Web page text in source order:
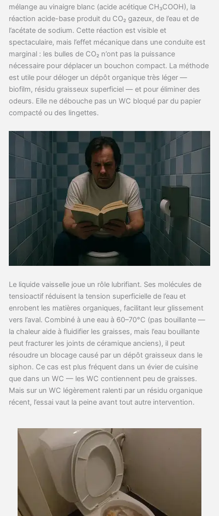
mélange au vinaigre blanc (acide acétique CH₃COOH), la
réaction acide-base produit du CO₂ gazeux, de l’eau et de
l’acétate de sodium. Cette réaction est visible et
spectaculaire, mais l’effet mécanique dans une conduite est
marginal : les bulles de CO₂ n’ont pas la puissance
nécessaire pour déplacer un bouchon compact. La méthode
est utile pour déloger un dépôt organique très léger —
biofilm, résidu graisseux superficiel — et pour éliminer des
odeurs. Elle ne débouche pas un WC bloqué par du papier
compacté ou des lingettes.
Le liquide vaisselle joue un rôle lubrifiant. Ses molécules de
tensioactif réduisent la tension superficielle de l’eau et
enrobent les matières organiques, facilitant leur glissement
vers l’aval. Combiné à une eau à 60–70°C (pas bouillante —
la chaleur aide à fluidifier les graisses, mais l’eau bouillante
peut fracturer les joints de céramique anciens), il peut
résoudre un blocage causé par un dépôt graisseux dans le
siphon. Ce cas est plus fréquent dans un évier de cuisine
que dans un WC — les WC contiennent peu de graisses.
Mais sur un WC légèrement ralenti par un résidu organique
récent, l’essai vaut la peine avant tout autre intervention.